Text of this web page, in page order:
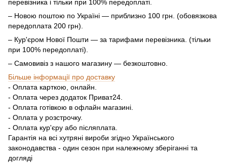
перевізника і тільки при 100% передоплаті.
– Новою поштою по Україні — приблизно 100 грн. (обовязкова
передоплата 200 грн).
– Кур'єром Нової Пошти — за тарифами перевізника. (тільки
при 100% передоплаті).
– Самовивіз з нашого магазину — безкоштовно.
Більше інформації про доставку
- Оплата карткою, онлайн.
- Оплата через додаток Приват24.
- Оплата готівкою в офлайн магазині.
- Оплата у розстрочку.
- Оплата кур'єру або післяплата.
Гарантія на всі хутряні вироби згідно Українського
законодавства - один сезон при належному зберіганні та
догляді